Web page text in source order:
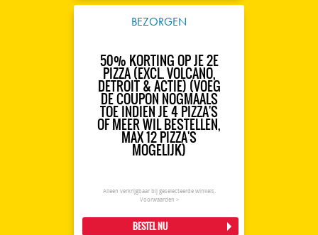
BEZORGEN
50% KORTING OP JE 2E
PIZZA (EXCL. VOLCANO,
DETROIT & ACTIE) (VOEG
DE COUPON NOGMAALS
TOE INDIEN JE 4 PIZZA'S
OF MEER WIL BESTELLEN,
MAX 12 PIZZA'S
MOGELIJK)
Alleen verkrijgbaar bij geselecteerde winkels.
Voorwaarden >
BESTEL NU